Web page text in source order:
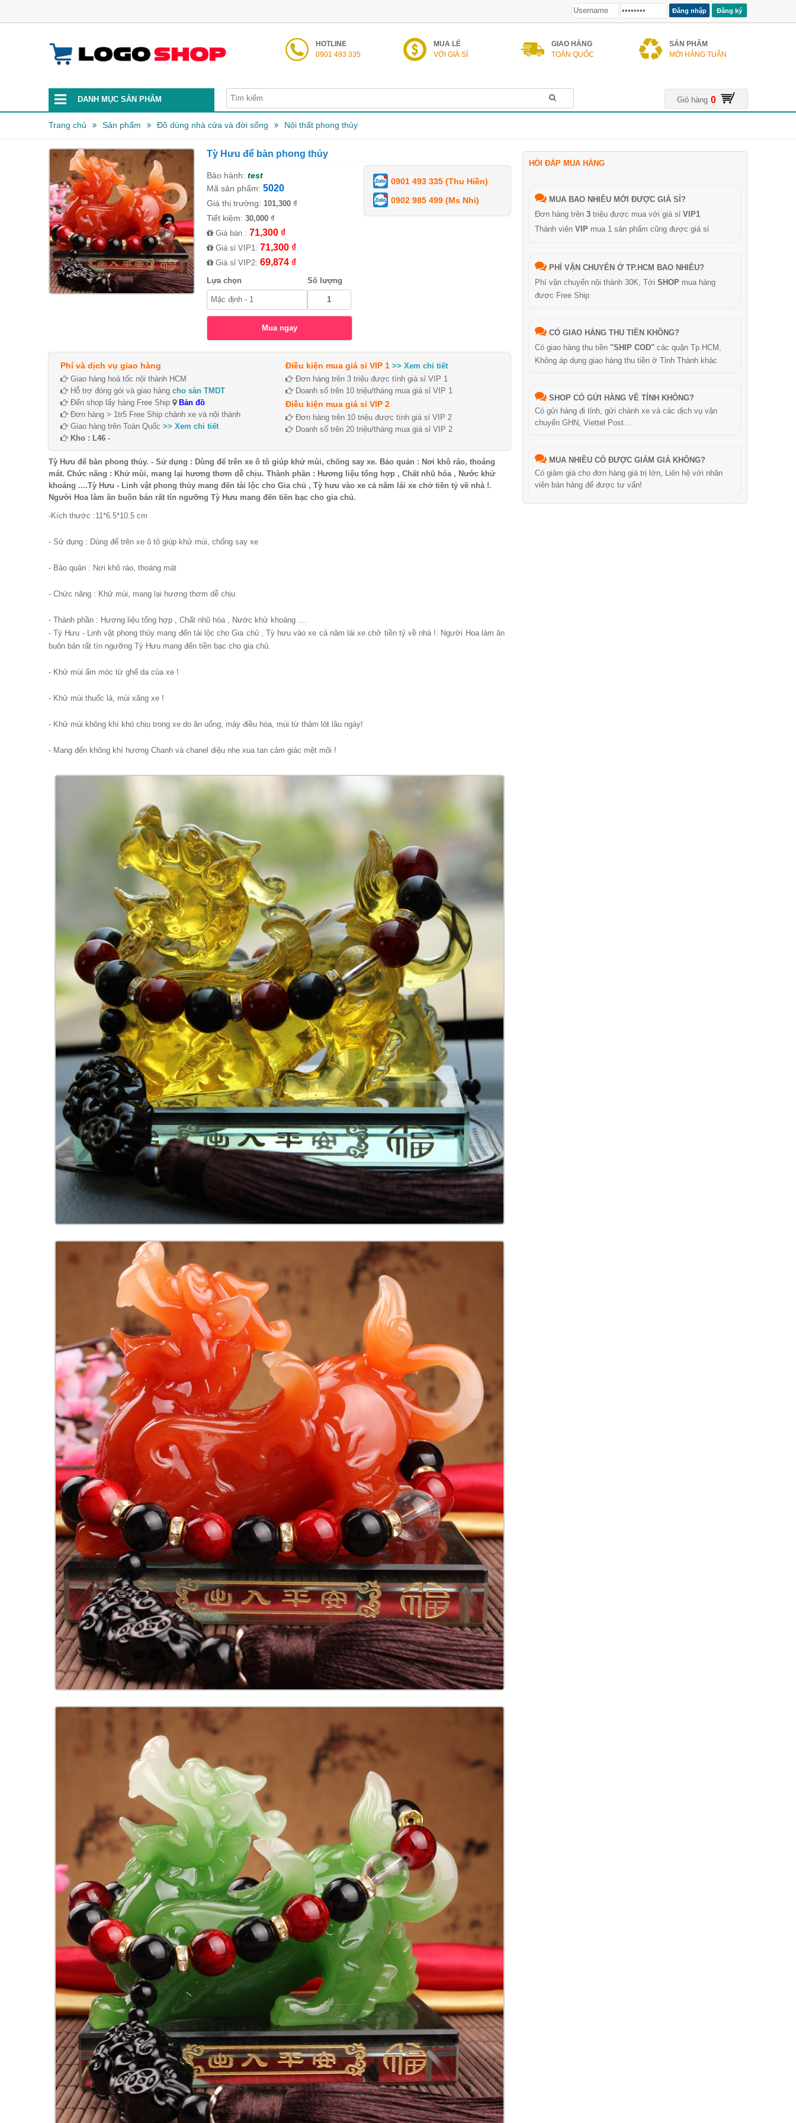
Đăng ký
HOTLINE
0901 493 335
MUA LẺ
VỚI GIÁ SỈ
GIAO HÀNG
TOÀN QUỐC
SẢN PHẨM
MỚI HÀNG TUẦN
Giỏ hàng 0
DANH MỤC SẢN PHẨM
Trang chủ Sản phẩm Đồ dùng nhà cửa và đời sống Nội thất phong thủy
Tỳ Hưu để bàn phong thủy
Bảo hành: test
Mã sản phẩm: 5020
Giá thị trường: 101,300 ₫
Tiết kiệm: 30,000 ₫
Giá bán : 71,300 ₫
Giá sỉ VIP1: 71,300 ₫
Giá sỉ VIP2: 69,874 ₫
Lựa chọn Số lượng
0901 493 335 (Thu Hiền)
0902 985 499 (Ms Nhi)
Phí và dịch vụ giao hàng
Giao hàng hoả tốc nội thành HCM
Hỗ trợ đóng gói và giao hàng cho sàn TMDT
Đến shop lấy hàng Free Ship
Bản đồ
Đơn hàng > 1tr5 Free Ship chành xe và nội thành
Giao hàng trên Toàn Quốc >> Xem chi tiết
Kho : L46 -
Điều kiện mua giá sỉ VIP 1 >> Xem chi tiết
Đơn hàng trên 3 triệu được tính giá sỉ VIP 1
Doanh số trên 10 triệu/tháng mua giá sỉ VIP 1
Điều kiện mua giá sỉ VIP 2
Đơn hàng trên 10 triệu được tính giá sỉ VIP 2
Doanh số trên 20 triệu/tháng mua giá sỉ VIP 2
Tỳ Hưu để bàn phong thủy. - Sử dụng : Dùng để trên xe ô tô giúp khử mùi, chống say xe. Bảo quản : Nơi khô ráo, thoáng
mát. Chức năng : Khử mùi, mang lại hương thơm dễ chịu. Thành phần : Hương liệu tổng hợp , Chất nhũ hóa , Nước khử
khoáng ....Tỳ Hưu - Linh vật phong thủy mang đến tài lộc cho Gia chủ , Tỳ hưu vào xe cả năm lái xe chở tiền tỷ về nhà !.
Người Hoa làm ăn buôn bán rất tín ngưỡng Tỳ Hưu mang đến tiền bạc cho gia chủ.
-Kích thước :11*6.5*10.5 cm
- Sử dụng : Dùng để trên xe ô tô giúp khử mùi, chống say xe
- Bảo quản : Nơi khô ráo, thoáng mát
- Chức năng : Khử mùi, mang lại hương thơm dễ chịu
- Thành phần : Hương liệu tổng hợp , Chất nhũ hóa , Nước khử khoáng ....
- Tỳ Hưu - Linh vật phong thủy mang đến tài lộc cho Gia chủ , Tỳ hưu vào xe cả năm lái xe chở tiền tỷ về nhà !. Người Hoa làm ăn
buôn bán rất tín ngưỡng Tỳ Hưu mang đến tiền bạc cho gia chủ.
- Khử mùi ẩm móc từ ghế da của xe !
- Khử mùi thuốc lá, mùi xăng xe !
- Khử mùi không khí khó chịu trong xe do ăn uống, máy điều hòa, mùi từ thảm lót lâu ngày!
- Mang đến không khí hương Chanh và chanel diệu nhẹ xua tan cảm giác mệt mõi !
HỎI ĐÁP MUA HÀNG
MUA BAO NHIÊU MỚI ĐƯỢC GIÁ SỈ?
Đơn hàng trên 3 triệu được mua với giá sỉ VIP1
Thành viên VIP mua 1 sản phẩm cũng được giá sỉ
PHÍ VẬN CHUYỂN Ở TP.HCM BAO NHIÊU?
Phí vận chuyển nội thành 30K, Tới SHOP mua hàng
được Free Ship
CÓ GIAO HÀNG THU TIỀN KHÔNG?
Có giao hàng thu tiền "SHIP COD" các quận Tp.HCM,
Không áp dụng giao hàng thu tiền ở Tỉnh Thành khác
SHOP CÓ GỬI HÀNG VỀ TỈNH KHÔNG?
Có gửi hàng đi tỉnh, gửi chành xe và các dịch vụ vận
chuyển GHN, Viettel Post…
MUA NHIỀU CÓ ĐƯỢC GIẢM GIÁ KHÔNG?
Có giảm giá cho đơn hàng giá trị lớn, Liên hệ với nhân
viên bán hàng để được tư vấn!